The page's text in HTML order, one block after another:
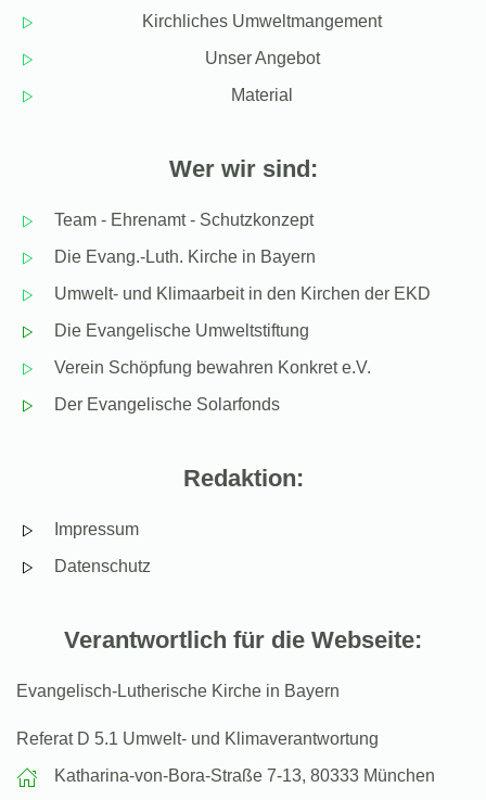
Kirchliches Umweltmangement
Unser Angebot
Material
Wer wir sind:
Team - Ehrenamt - Schutzkonzept
Die Evang.-Luth. Kirche in Bayern
Umwelt- und Klimaarbeit in den Kirchen der EKD
Die Evangelische Umweltstiftung
Verein Schöpfung bewahren Konkret e.V.
Der Evangelische Solarfonds
Redaktion:
Impressum
Datenschutz
Verantwortlich für die Webseite:
Evangelisch-Lutherische Kirche in Bayern
Referat D 5.1 Umwelt- und Klimaverantwortung
Katharina-von-Bora-Straße 7-13, 80333 München